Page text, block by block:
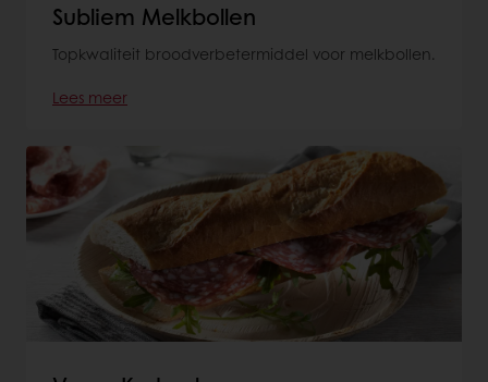
Subliem Melkbollen
Topkwaliteit broodverbetermiddel voor melkbollen.
Lees meer